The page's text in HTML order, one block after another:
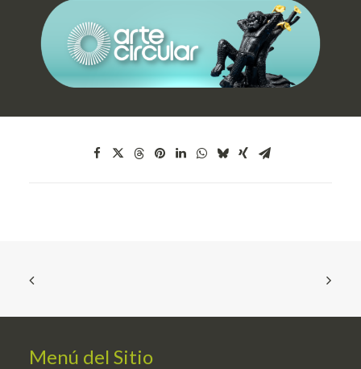
Compromiso de Seginus
Aliados
Preguntas frecuentes
Menú del Sitio